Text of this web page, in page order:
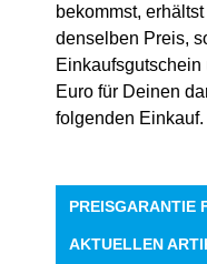
bekommst,
denselben Preis,
Einkaufsgutschein
Euro für Deinen
folgenden Einkauf.
PREISGARANTIE
AKTUELLEN